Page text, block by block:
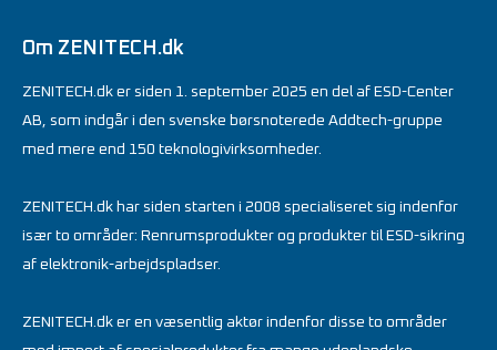
Om ZENITECH.dk
ZENITECH.dk er siden 1. september 2025 en del af ESD-Center
AB, som indgår i den svenske børsnoterede Addtech-gruppe
med mere end 150 teknologivirksomheder.
ZENITECH.dk har siden starten i 2008 specialiseret sig indenfor
især to områder: Renrumsprodukter og produkter til ESD-sikring
af elektronik-arbejdspladser.
ZENITECH.dk er en væsentlig aktør indenfor disse to områder